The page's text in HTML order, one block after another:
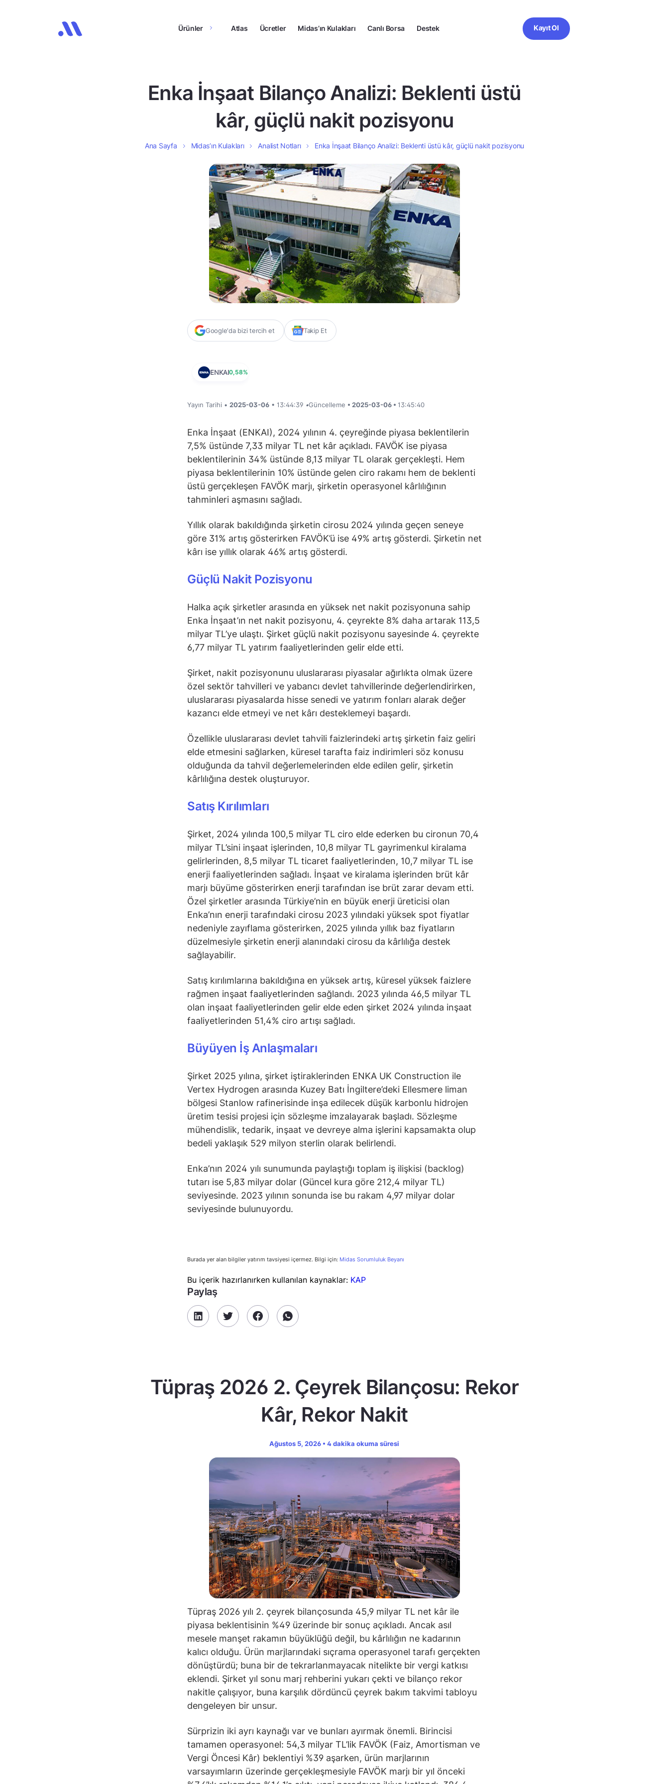
Ürünler Atlas Ücretler Midas’ın Kulakları Canlı Borsa Destek Kayıt Ol
Enka İnşaat Bilanço Analizi: Beklenti üstü
kâr, güçlü nakit pozisyonu
Ana Sayfa Midas’ın Kulakları Analist Notları Enka İnşaat Bilanço Analizi: Beklenti üstü kâr, güçlü nakit pozisyonu
Google'da bizi tercih et Takip Et
ENKAI0,58%
Yayın Tarihi • 2025-03-06 • 13:44:39 •Güncelleme • 2025-03-06 • 13:45:40
Enka İnşaat (ENKAI), 2024 yılının 4. çeyreğinde piyasa beklentilerin
7,5% üstünde 7,33 milyar TL net kâr açıkladı. FAVÖK ise piyasa
beklentilerinin 34% üstünde 8,13 milyar TL olarak gerçekleşti. Hem
piyasa beklentilerinin 10% üstünde gelen ciro rakamı hem de beklenti
üstü gerçekleşen FAVÖK marjı, şirketin operasyonel kârlılığının
tahminleri aşmasını sağladı.
Yıllık olarak bakıldığında şirketin cirosu 2024 yılında geçen seneye
göre 31% artış gösterirken FAVÖK’ü ise 49% artış gösterdi. Şirketin net
kârı ise yıllık olarak 46% artış gösterdi.
Güçlü Nakit Pozisyonu
Halka açık şirketler arasında en yüksek net nakit pozisyonuna sahip
Enka İnşaat’ın net nakit pozisyonu, 4. çeyrekte 8% daha artarak 113,5
milyar TL’ye ulaştı. Şirket güçlü nakit pozisyonu sayesinde 4. çeyrekte
6,77 milyar TL yatırım faaliyetlerinden gelir elde etti.
Şirket, nakit pozisyonunu uluslararası piyasalar ağırlıkta olmak üzere
özel sektör tahvilleri ve yabancı devlet tahvillerinde değerlendirirken,
uluslararası piyasalarda hisse senedi ve yatırım fonları alarak değer
kazancı elde etmeyi ve net kârı desteklemeyi başardı.
Özellikle uluslararası devlet tahvili faizlerindeki artış şirketin faiz geliri
elde etmesini sağlarken, küresel tarafta faiz indirimleri söz konusu
olduğunda da tahvil değerlemelerinden elde edilen gelir, şirketin
kârlılığına destek oluşturuyor.
Satış Kırılımları
Şirket, 2024 yılında 100,5 milyar TL ciro elde ederken bu cironun 70,4
milyar TL’sini inşaat işlerinden, 10,8 milyar TL gayrimenkul kiralama
gelirlerinden, 8,5 milyar TL ticaret faaliyetlerinden, 10,7 milyar TL ise
enerji faaliyetlerinden sağladı. İnşaat ve kiralama işlerinden brüt kâr
marjı büyüme gösterirken enerji tarafından ise brüt zarar devam etti.
Özel şirketler arasında Türkiye’nin en büyük enerji üreticisi olan
Enka’nın enerji tarafındaki cirosu 2023 yılındaki yüksek spot fiyatlar
nedeniyle zayıflama gösterirken, 2025 yılında yıllık baz fiyatların
düzelmesiyle şirketin enerji alanındaki cirosu da kârlılığa destek
sağlayabilir.
Satış kırılımlarına bakıldığına en yüksek artış, küresel yüksek faizlere
rağmen inşaat faaliyetlerinden sağlandı. 2023 yılında 46,5 milyar TL
olan inşaat faaliyetlerinden gelir elde eden şirket 2024 yılında inşaat
faaliyetlerinden 51,4% ciro artışı sağladı.
Büyüyen İş Anlaşmaları
Şirket 2025 yılına, şirket iştiraklerinden ENKA UK Construction ile
Vertex Hydrogen arasında Kuzey Batı İngiltere’deki Ellesmere liman
bölgesi Stanlow rafinerisinde inşa edilecek düşük karbonlu hidrojen
üretim tesisi projesi için sözleşme imzalayarak başladı. Sözleşme
mühendislik, tedarik, inşaat ve devreye alma işlerini kapsamakta olup
bedeli yaklaşık 529 milyon sterlin olarak belirlendi.
Enka’nın 2024 yılı sunumunda paylaştığı toplam iş ilişkisi (backlog)
tutarı ise 5,83 milyar dolar (Güncel kura göre 212,4 milyar TL)
seviyesinde. 2023 yılının sonunda ise bu rakam 4,97 milyar dolar
seviyesinde bulunuyordu.
Burada yer alan bilgiler yatırım tavsiyesi içermez. Bilgi için: Midas Sorumluluk Beyanı
Bu içerik hazırlanırken kullanılan kaynaklar: KAP
Paylaş
Tüpraş 2026 2. Çeyrek Bilançosu: Rekor
Kâr, Rekor Nakit
Ağustos 5, 2026 • 4 dakika okuma süresi
Tüpraş 2026 yılı 2. çeyrek bilançosunda 45,9 milyar TL net kâr ile
piyasa beklentisinin %49 üzerinde bir sonuç açıkladı. Ancak asıl
mesele manşet rakamın büyüklüğü değil, bu kârlılığın ne kadarının
kalıcı olduğu. Ürün marjlarındaki sıçrama operasyonel tarafı gerçekten
dönüştürdü; buna bir de tekrarlanmayacak nitelikte bir vergi katkısı
eklendi. Şirket yıl sonu marj rehberini yukarı çekti ve bilanço rekor
nakitle çalışıyor, buna karşılık dördüncü çeyrek bakım takvimi tabloyu
dengeleyen bir unsur.
Sürprizin iki ayrı kaynağı var ve bunları ayırmak önemli. Birincisi
tamamen operasyonel: 54,3 milyar TL’lik FAVÖK (Faiz, Amortisman ve
Vergi Öncesi Kâr) beklentiyi %39 aşarken, ürün marjlarının
varsayımların üzerinde gerçekleşmesiyle FAVÖK marjı bir yıl önceki